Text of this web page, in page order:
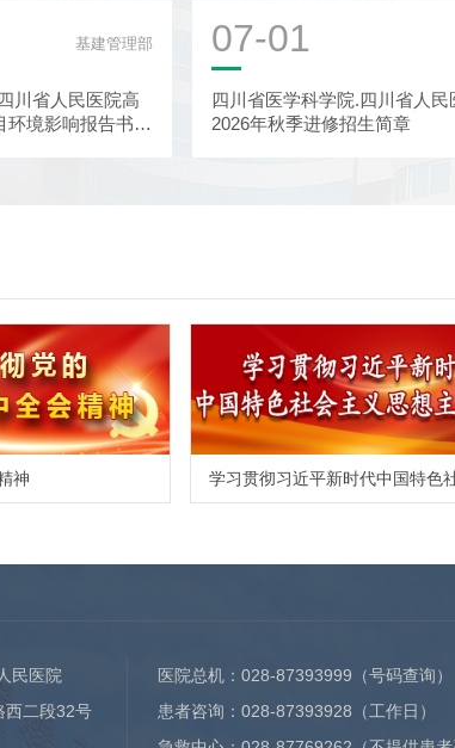
基建管理部
川省人民医院高
环境影响报告书报
07-01
四川省医学科学院.四川省人民
2026年秋季进修招生简章
神
民医院
西二段32号
医院总机： 028-87393999 （号码查询）
患者咨询： 028-87393928 （工作日）